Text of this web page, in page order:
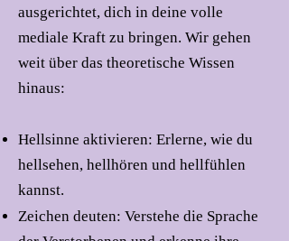
ausgerichtet, dich in deine volle
mediale Kraft zu bringen. Wir gehen
weit über das theoretische Wissen
hinaus:
Hellsinne aktivieren: Erlerne, wie du
hellsehen, hellhören und hellfühlen
kannst.
Zeichen deuten: Verstehe die Sprache